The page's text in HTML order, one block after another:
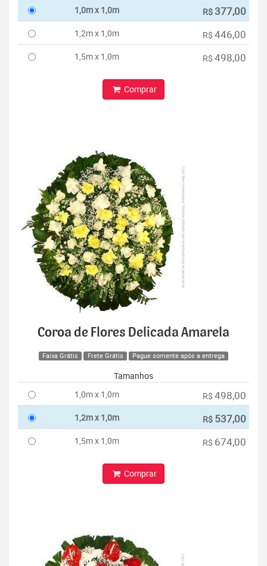
1,0m x 1,0m
R$ 377,00
1,2m x 1,0m R$ 446,00
1,5m x 1,0m R$ 498,00
Comprar
Coroa de Flores Delicada Amarela
Faixa Grátis Frete Grátis Pague somente após a entrega
Tamanhos
1,0m x 1,0m
R$ 498,00
1,2m x 1,0m R$ 537,00
1,5m x 1,0m R$ 674,00
Comprar